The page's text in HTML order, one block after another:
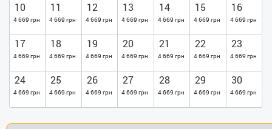
10
4 669 грн
11
4 669 грн
12
4 669 грн
13
4 669 грн
14
4 669 грн
15
4 669 грн
16
4 669 грн
17
4 669 грн
18
4 669 грн
19
4 669 грн
20
4 669 грн
21
4 669 грн
22
4 669 грн
23
4 669 грн
24
4 669 грн
25
4 669 грн
26
4 669 грн
27
4 669 грн
28
4 669 грн
29
4 669 грн
30
4 669 грн